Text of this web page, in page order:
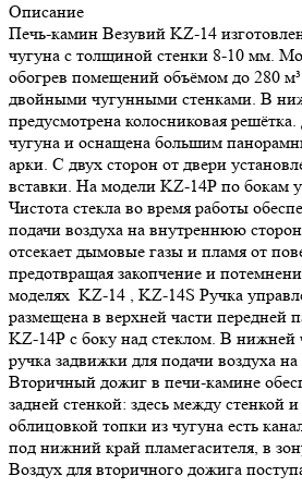
Описание
Печь-камин Везувий KZ-14
чугуна с толщиной стенки 8-10 мм.
обогрев помещений объёмом до 280
двойными чугунными стенками. В
предусмотрена колосниковая
чугуна и оснащена большим
арки. С двух сторон от двери
вставки. На модели KZ-14Р по бокам
Чистота стекла во время работы
подачи воздуха на внутреннюю
отсекает дымовые газы и пламя от
предотвращая закопчение и
моделях KZ-14 , KZ-14S Ручка
размещена в верхней части передней
KZ-14Р с боку над стеклом. В нижней
ручка задвижки для подачи воздуха
Вторичный дожиг в печи-камине
задней стенкой: здесь между стенкой
облицовкой топки из чугуна есть
под нижний край пламегасителя, в
Воздух для вторичного дожига